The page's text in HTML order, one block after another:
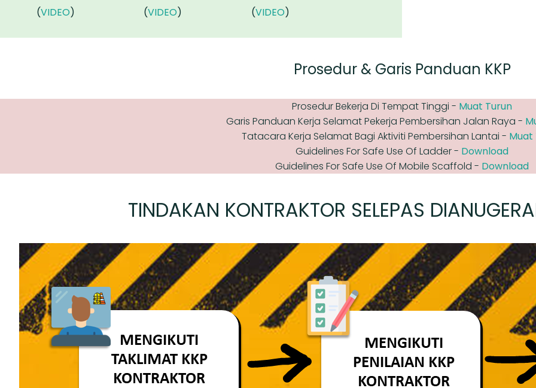
(VIDEO)
(VIDEO)
(VIDEO)
Prosedur & Garis Panduan KKP
Prosedur Bekerja Di Tempat Tinggi - Muat Turun
Garis Panduan Kerja Selamat Pekerja Pembersihan Jalan Raya -
Tatacara Kerja Selamat Bagi Aktiviti Pembersihan Lantai - Muat
Guidelines For Safe Use Of Ladder - Download
Guidelines For Safe Use Of Mobile Scaffold - Download
TINDAKAN KONTRAKTOR SELEPAS